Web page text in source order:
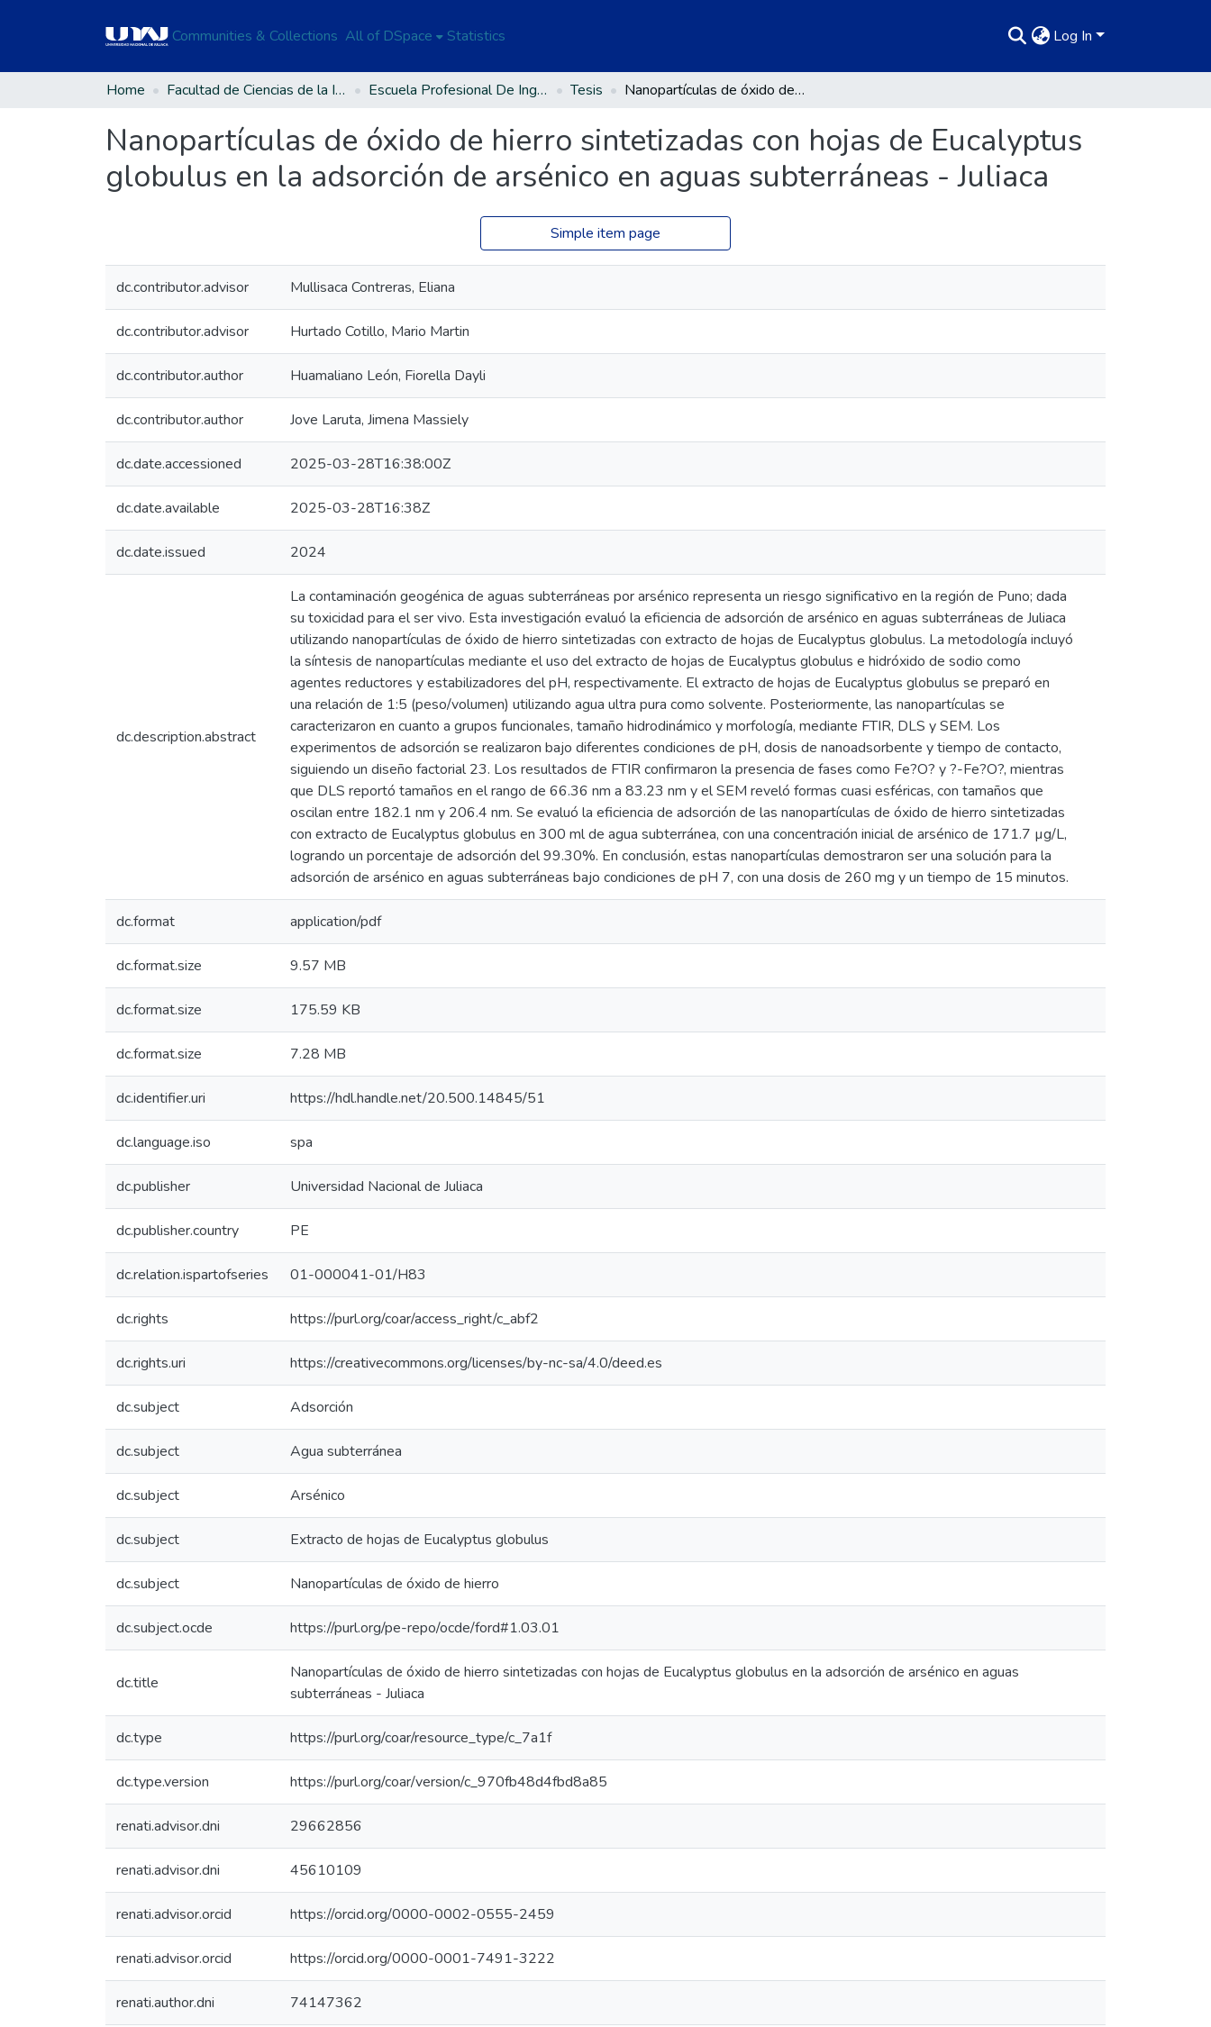
Communities & Collections All of DSpace Statistics Log In
Home Facultad de Ciencias de la Ingeniería Escuela Profesional De Ingeniería Ambiental Y Forestal Tesis Nanopartículas de óxido de hierro sintetizadas con hojas de Eucalyptus globulus en la adsorción de arsénico en aguas subterráneas - Juliaca
Nanopartículas de óxido de hierro sintetizadas con hojas de Eucalyptus
globulus en la adsorción de arsénico en aguas subterráneas - Juliaca
Simple item page
dc.contributor.advisor Mullisaca Contreras, Eliana
dc.contributor.advisor Hurtado Cotillo, Mario Martin
dc.contributor.author Huamaliano León, Fiorella Dayli
dc.contributor.author Jove Laruta, Jimena Massiely
dc.date.accessioned 2025-03-28T16:38:00Z
dc.date.available 2025-03-28T16:38Z
dc.date.issued 2024
dc.description.abstract
La contaminación geogénica de aguas subterráneas por arsénico representa un riesgo significativo en la región de Puno; dada
su toxicidad para el ser vivo. Esta investigación evaluó la eficiencia de adsorción de arsénico en aguas subterráneas de Juliaca
utilizando nanopartículas de óxido de hierro sintetizadas con extracto de hojas de Eucalyptus globulus. La metodología incluyó
la síntesis de nanopartículas mediante el uso del extracto de hojas de Eucalyptus globulus e hidróxido de sodio como
agentes reductores y estabilizadores del pH, respectivamente. El extracto de hojas de Eucalyptus globulus se preparó en
una relación de 1:5 (peso/volumen) utilizando agua ultra pura como solvente. Posteriormente, las nanopartículas se
caracterizaron en cuanto a grupos funcionales, tamaño hidrodinámico y morfología, mediante FTIR, DLS y SEM. Los
experimentos de adsorción se realizaron bajo diferentes condiciones de pH, dosis de nanoadsorbente y tiempo de contacto,
siguiendo un diseño factorial 23. Los resultados de FTIR confirmaron la presencia de fases como Fe?O? y ?-Fe?O?, mientras
que DLS reportó tamaños en el rango de 66.36 nm a 83.23 nm y el SEM reveló formas cuasi esféricas, con tamaños que
oscilan entre 182.1 nm y 206.4 nm. Se evaluó la eficiencia de adsorción de las nanopartículas de óxido de hierro sintetizadas
con extracto de Eucalyptus globulus en 300 ml de agua subterránea, con una concentración inicial de arsénico de 171.7 µg/L,
logrando un porcentaje de adsorción del 99.30%. En conclusión, estas nanopartículas demostraron ser una solución para la
adsorción de arsénico en aguas subterráneas bajo condiciones de pH 7, con una dosis de 260 mg y un tiempo de 15 minutos.
dc.format application/pdf
dc.format.size 9.57 MB
dc.format.size 175.59 KB
dc.format.size 7.28 MB
dc.identifier.uri https://hdl.handle.net/20.500.14845/51
dc.language.iso spa
dc.publisher Universidad Nacional de Juliaca
dc.publisher.country PE
dc.relation.ispartofseries 01-000041-01/H83
dc.rights https://purl.org/coar/access_right/c_abf2
dc.rights.uri https://creativecommons.org/licenses/by-nc-sa/4.0/deed.es
dc.subject Adsorción
dc.subject Agua subterránea
dc.subject Arsénico
dc.subject Extracto de hojas de Eucalyptus globulus
dc.subject Nanopartículas de óxido de hierro
dc.subject.ocde https://purl.org/pe-repo/ocde/ford#1.03.01
dc.title
Nanopartículas de óxido de hierro sintetizadas con hojas de Eucalyptus globulus en la adsorción de arsénico en aguas
subterráneas - Juliaca
dc.type https://purl.org/coar/resource_type/c_7a1f
dc.type.version https://purl.org/coar/version/c_970fb48d4fbd8a85
renati.advisor.dni 29662856
renati.advisor.dni 45610109
renati.advisor.orcid https://orcid.org/0000-0002-0555-2459
renati.advisor.orcid https://orcid.org/0000-0001-7491-3222
renati.author.dni 74147362